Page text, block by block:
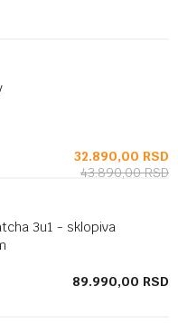
32.890,00 RSD
43.890,00RSD
3u1 - sklopiva
89.990,00 RSD